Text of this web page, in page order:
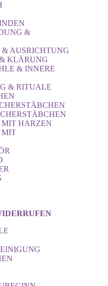
&
AUSRICHTUNG
KLÄRUNG
& INNERE
& RITUALE
HARZEN
MIT